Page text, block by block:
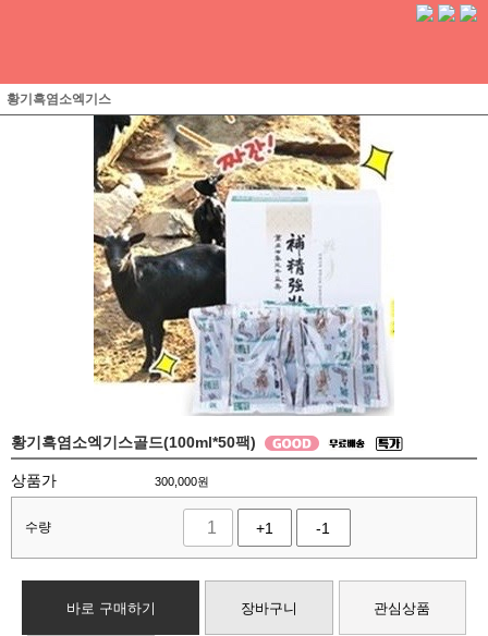
황기흑염소엑기스
황기흑염소엑기스골드(100ml*50팩)
상품가 300,000원
수량 +1 -1
바로 구매하기 장바구니 관심상품